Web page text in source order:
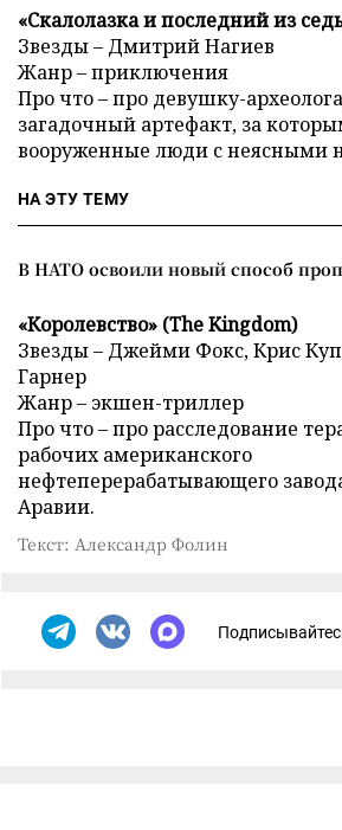
«Скалолазка и последний из
Звезды – Дмитрий Нагиев
Жанр – приключения
Про что – про девушку-
загадочный артефакт, за
вооруженные люди с неясными
НА ЭТУ ТЕМУ
В НАТО освоили новый способ
«Королевство» (The Kingdom)
Звезды – Джейми Фокс, Крис
Гарнер
Жанр – экшен-триллер
Про что – про расследование
рабочих американского
нефтеперерабатывающего
Аравии.
Текст: Александр Фолин